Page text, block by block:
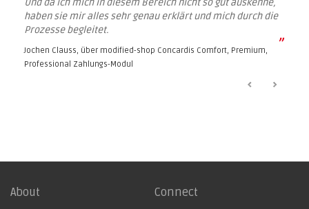
Und da ich mich in diesem Bereich nicht so gut auskenne,
haben sie mir alles sehr genau erklärt und mich durch die
Prozesse begleitet.
”
Jochen Clauss, über modified-shop Concardis Comfort, Premium,
Professional Zahlungs-Modul
About Connect